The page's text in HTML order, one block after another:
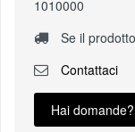
1010000
Se il
Contattaci
Hai domande?